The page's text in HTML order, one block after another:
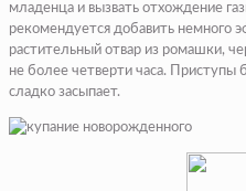
младенца и вызвать отхождение
рекомендуется добавить немного
растительный отвар из ромашки,
не более четверти часа. Приступы
сладко засыпает.